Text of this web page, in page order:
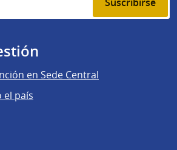
en Sede Central
el país